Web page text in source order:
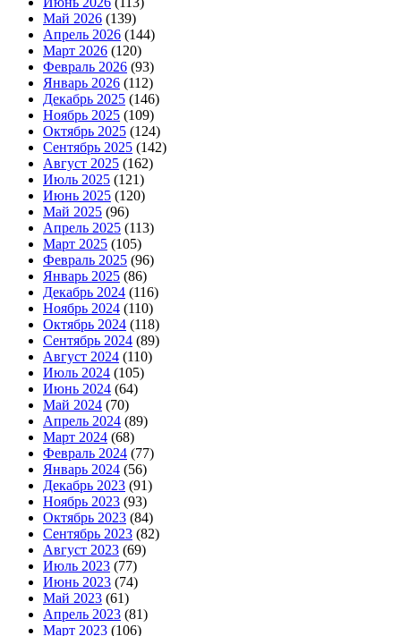
Май 2026 (139)
Апрель 2026 (144)
Март 2026 (120)
Февраль 2026 (93)
Январь 2026 (112)
Декабрь 2025 (146)
Ноябрь 2025 (109)
Октябрь 2025 (124)
Сентябрь 2025 (142)
Август 2025 (162)
Июль 2025 (121)
Июнь 2025 (120)
Май 2025 (96)
Апрель 2025 (113)
Март 2025 (105)
Февраль 2025 (96)
Январь 2025 (86)
Декабрь 2024 (116)
Ноябрь 2024 (110)
Октябрь 2024 (118)
Сентябрь 2024 (89)
Август 2024 (110)
Июль 2024 (105)
Июнь 2024 (64)
Май 2024 (70)
Апрель 2024 (89)
Март 2024 (68)
Февраль 2024 (77)
Январь 2024 (56)
Декабрь 2023 (91)
Ноябрь 2023 (93)
Октябрь 2023 (84)
Сентябрь 2023 (82)
Август 2023 (69)
Июль 2023 (77)
Июнь 2023 (74)
Май 2023 (61)
Апрель 2023 (81)
Март 2023 (106)